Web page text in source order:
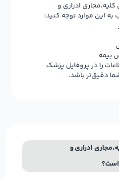
ادراري و
به این موارد توجه کنید:
بیمه
را در پروفایل پزشک
دقیق‌تر باشد.
ادراري و
است؟